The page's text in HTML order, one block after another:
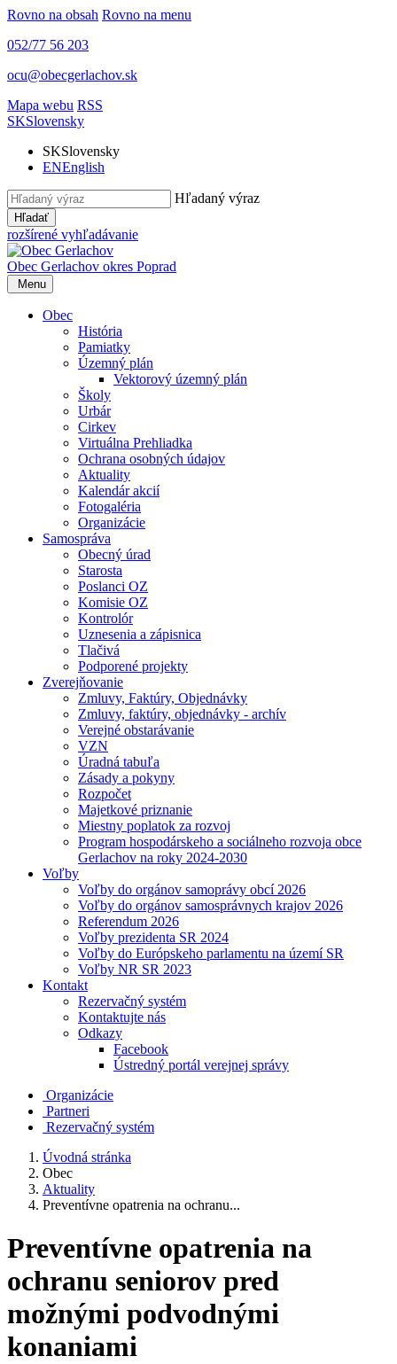
Rovno na obsah Rovno na menu
052/77 56 203
ocu@obecgerlachov.sk
Mapa webu RSS
SKSlovensky
SKSlovensky
ENEnglish
Hľadaný výraz
Hľadať
rozšírené vyhľadávanie
Obec Gerlachov okres Poprad
Menu
Obec
História
Pamiatky
Územný plán
Vektorový územný plán
Školy
Urbár
Cirkev
Virtuálna Prehliadka
Ochrana osobných údajov
Aktuality
Kalendár akcií
Fotogaléria
Organizácie
Samospráva
Obecný úrad
Starosta
Poslanci OZ
Komisie OZ
Kontrolór
Uznesenia a zápisnica
Tlačivá
Podporené projekty
Zverejňovanie
Zmluvy, Faktúry, Objednávky
Zmluvy, faktúry, objednávky - archív
Verejné obstarávanie
VZN
Úradná tabuľa
Zásady a pokyny
Rozpočet
Majetkové priznanie
Miestny poplatok za rozvoj
Program hospodárskeho a sociálneho rozvoja obce
Gerlachov na roky 2024-2030
Voľby
Voľby do orgánov samoprávy obcí 2026
Voľby do orgánov samosprávnych krajov 2026
Referendum 2026
Voľby prezidenta SR 2024
Voľby do Európskeho parlamentu na území SR
Voľby NR SR 2023
Kontakt
Rezervačný systém
Kontaktujte nás
Odkazy
Facebook
Ústredný portál verejnej správy
Organizácie
Partneri
Rezervačný systém
Úvodná stránka
Obec
Aktuality
Preventívne opatrenia na ochranu...
Preventívne opatrenia na
ochranu seniorov pred
možnými podvodnými
konaniami